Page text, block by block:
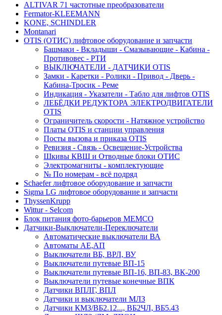
ALTIVAR 71 частотные преобразователи
Fermator-KLEEMANN
KONE, SCHINDLER
Montanari
OTIS (ОТИС) лифтовое оборудование и запчасти
Башмаки - Вкладыши - Смазывающие - Кабина -
Противовес - РТИ
ВЫКЛЮЧАТЕЛИ - ДАТЧИКИ OTIS
Замки - Каретки - Ролики - Привод - Дверь -
Кабина-Тросик - Реме
Индикация - Указатели - Табло для лифтов OTIS
ЛЕБЁДКИ РЕДУКТОРА ЭЛЕКТРОДВИГАТЕЛИ
OTIS
Ограничитель скорости - Натяжное устройство
Платы OTIS и станции управления
Посты вызова и приказа OTIS
Ревизия - Связь - Освещение-Устройства
Шкивы КВШ и Отводные блоки ОТИС
Электромагниты - комплектующие
№ По номерам - всё подряд
Schaefer лифтовое оборудование и запчасти
Sigma LG лифтовое оборудование и запчасти
ThyssenKrupp
Wittur - Selcom
Блок питания фото-барьеров MEMCO
Датчики-Выключатели-Переключатели
Автоматические выключатели ВА
Автоматы АЕ,АП
Выключатели ВБ, ВРЛ, ВУ
Выключатели путевые ВП-15
Выключатели путевые ВП-16, ВП-83, ВК-200
Выключатели путевые конечные ВПК
Датчики ВПЛГ, ВПЛ
Датчики и выключатели МЛЗ
Датчики КМЗ/ВБ2.12..., ВБ2ЧЛ, ВБ5.43